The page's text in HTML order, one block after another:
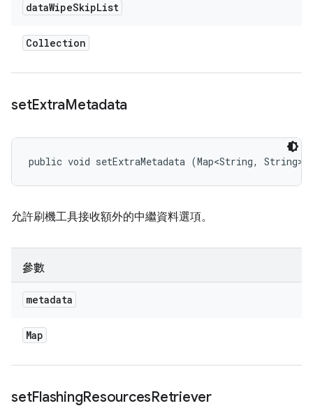
dataWipeSkipList
Collection
setExtraMetadata
public void setExtraMetadata (Map<String, String>
允許刷機工具接收額外的中繼資料選項。
參數
metadata
Map
setFlashingResourcesRetriever